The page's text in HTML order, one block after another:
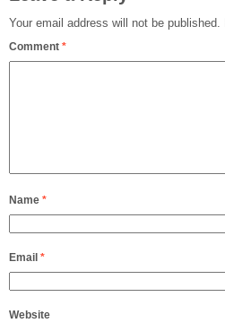
Your email address will not be published.
Comment *
Name *
Email *
Website